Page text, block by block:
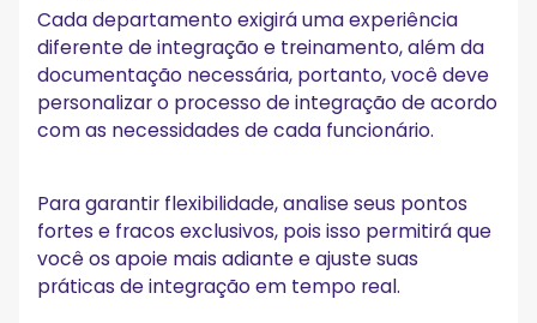
Cada departamento exigirá uma experiência
diferente de integração e treinamento, além da
documentação necessária, portanto, você deve
personalizar o processo de integração de acordo
com as necessidades de cada funcionário.
Para garantir flexibilidade, analise seus pontos
fortes e fracos exclusivos, pois isso permitirá que
você os apoie mais adiante e ajuste suas
práticas de integração em tempo real.